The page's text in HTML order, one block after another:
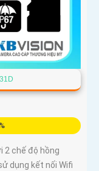
2 chế độ hồng
dụng kết nối Wifi